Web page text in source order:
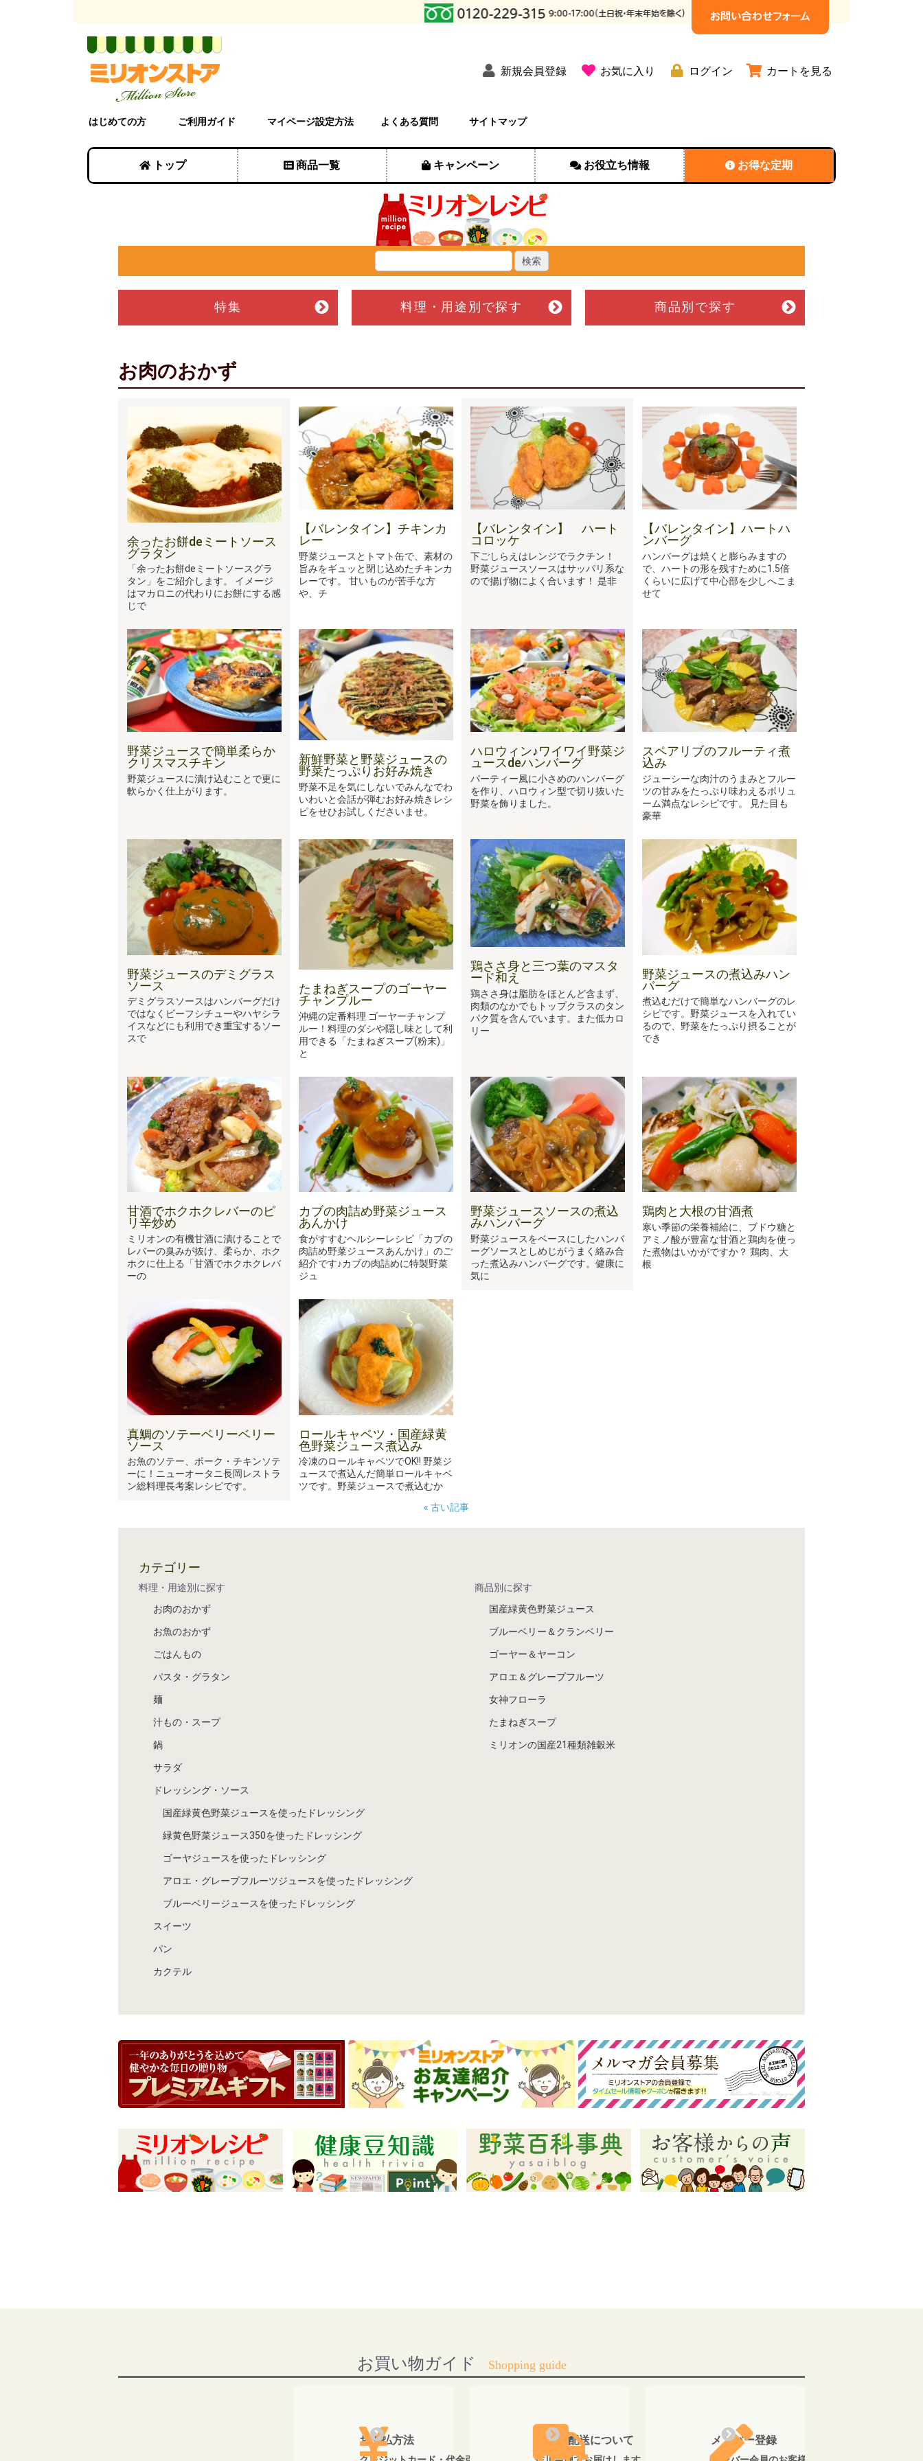
新規会員登録 お気に入り ログイン カートを見る
はじめての方 ご利用ガイド マイページ設定方法 よくある質問 サイトマップ
トップ 商品一覧 キャンペーン お役立ち情報 お得な定期
特集 料理・用途別 で探す 商品別 で探す
お肉のおかず
余ったお餅deミートソース
グラタン
「余ったお餅deミートソースグラ
タン」をご紹介します。 イメージ
はマカロニの代わりにお餅にする感
じで
【バレンタイン】チキンカ
レー
野菜ジュースとトマト缶で、素材の
旨みをギュッと閉じ込めたチキンカ
レーです。 甘いものが苦手な方
や、チ
【バレンタイン】 ハート
コロッケ
下ごしらえはレンジでラクチン！
野菜ジュースソースはサッパリ系な
ので揚げ物によく合います！ 是非
【バレンタイン】ハートハ
ンバーグ
ハンバーグは焼くと膨らみますの
で、ハートの形を残すために1.5倍
くらいに広げて中心部を少しへこま
せて
野菜ジュースで簡単柔らか
クリスマスチキン
野菜ジュースに漬け込むことで更に
軟らかく仕上がります。
新鮮野菜と野菜ジュースの
野菜たっぷりお好み焼き
野菜不足を気にしないでみんなでわ
いわいと会話が弾むお好み焼きレシ
ピをせひお試しくださいませ。
ハロウィン♪ワイワイ野菜ジ
ュースdeハンバーグ
パーティー風に小さめのハンバーグ
を作り、ハロウィン型で切り抜いた
野菜を飾りました。
スペアリブのフルーティ煮
込み
ジューシーな肉汁のうまみとフルー
ツの甘みをたっぷり味わえるボリュ
ーム満点なレシピです。 見た目も
豪華
野菜ジュースのデミグラス
ソース
デミグラスソースはハンバーグだけ
ではなくビーフシチューやハヤシラ
イスなどにも利用でき重宝するソー
スで
たまねぎスープのゴーヤー
チャンプルー
沖縄の定番料理 ゴーヤーチャンプ
ルー！料理のダシや隠し味として利
用できる「たまねぎスープ(粉末)」
と
鶏ささ身と三つ葉のマスタ
ード和え
鶏ささ身は脂肪をほとんど含まず、
肉類のなかでもトップクラスのタン
パク質を含んでいます。また低カロ
リー
野菜ジュースの煮込みハン
バーグ
煮込むだけで簡単なハンバーグのレ
シピです。野菜ジュースを入れてい
るので、野菜をたっぷり摂ることが
でき
甘酒でホクホクレバーのピ
リ辛炒め
ミリオンの有機甘酒に漬けることで
レバーの臭みが抜け、柔らか、ホク
ホクに仕上る「甘酒でホクホクレバ
ーの
カブの肉詰め野菜ジュース
あんかけ
食がすすむヘルシーレシピ「カブの
肉詰め野菜ジュースあんかけ」のご
紹介です♪カブの肉詰めに特製野菜
ジュ
野菜ジュースソースの煮込
みハンバーグ
野菜ジュースをベースにしたハンバ
ーグソースとしめじがうまく絡み合
った煮込みハンバーグです。健康に
気に
鶏肉と大根の甘酒煮
寒い季節の栄養補給に、ブドウ糖と
アミノ酸が豊富な甘酒と鶏肉を使っ
た煮物はいかがですか？ 鶏肉、大
根
真鯛のソテーベリーベリー
ソース
お魚のソテー、ポーク・チキンソテ
ーに！ニューオータニ長岡レストラ
ン総料理長考案レシピです。
ロールキャベツ・国産緑黄
色野菜ジュース煮込み
冷凍のロールキャベツでOK!! 野菜ジ
ュースで煮込んだ簡単ロールキャベ
ツです。野菜ジュースで煮込むか
« 古い記事
カテゴリー
料理・用途別に探す
お肉のおかず
お魚のおかず
ごはんもの
パスタ・グラタン
麺
汁もの・スープ
鍋
サラダ
ドレッシング・ソース
国産緑黄色野菜ジュースを使ったドレッシング
緑黄色野菜ジュース350を使ったドレッシング
ゴーヤジュースを使ったドレッシング
アロエ・グレープフルーツジュースを使ったドレッシング
ブルーベリージュースを使ったドレッシング
スイーツ
パン
カクテル
商品別に探す
国産緑黄色野菜ジュース
ブルーベリー＆クランベリー
ゴーヤー＆ヤーコン
アロエ＆グレープフルーツ
女神フローラ
たまねぎスープ
ミリオンの国産21種類雑穀米
お買い物ガイド
お支払方法 送料・配送について メンバー登録